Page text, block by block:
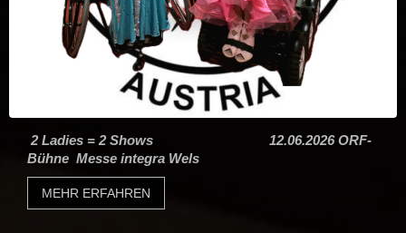
2 Ladies = 2 Shows 12.06.2026 ORF-
Bühne Messe integra Wels
MEHR ERFAHREN